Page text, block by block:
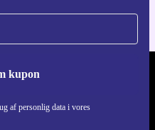
kupon
af personlig data i vores
- RETHINK NEW.
OS